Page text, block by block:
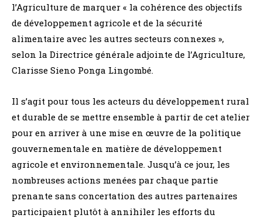
l’Agriculture de marquer « la cohérence des objectifs
de développement agricole et de la sécurité
alimentaire avec les autres secteurs connexes »,
selon la Directrice générale adjointe de l’Agriculture,
Clarisse Sieno Ponga Lingombé.
Il s’agit pour tous les acteurs du développement rural
et durable de se mettre ensemble à partir de cet atelier
pour en arriver à une mise en œuvre de la politique
gouvernementale en matière de développement
agricole et environnementale. Jusqu’à ce jour, les
nombreuses actions menées par chaque partie
prenante sans concertation des autres partenaires
participaient plutôt à annihiler les efforts du